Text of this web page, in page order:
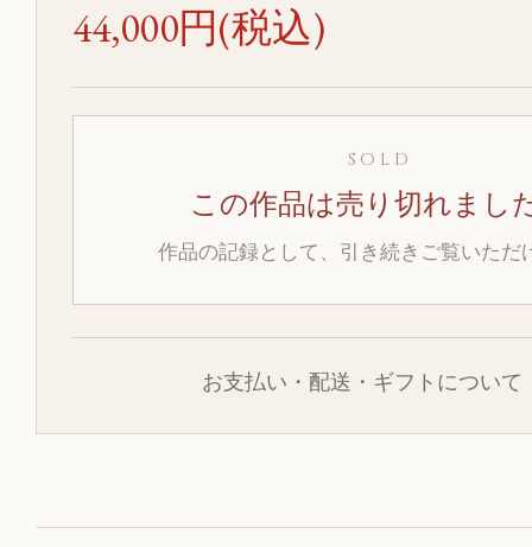
44,000円(税込)
SOLD
この作品は売り切れまし
作品の記録として、引き続きご覧いただ
お支払い・配送・ギフトについて